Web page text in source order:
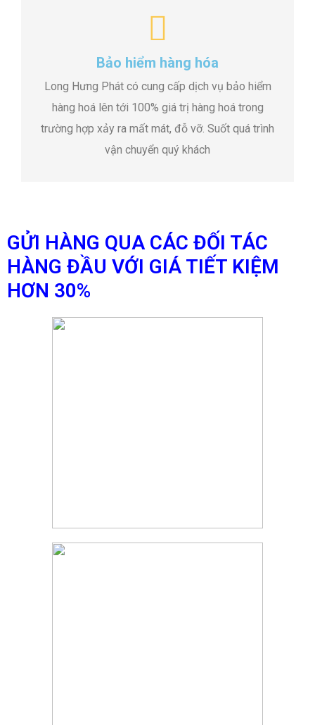
Bảo hiểm hàng hóa
Long Hưng Phát có cung cấp dịch vụ bảo hiểm
hàng hoá lên tới 100% giá trị hàng hoá trong
trường hợp xảy ra mất mát, đỗ vỡ. Suốt quá trình
vận chuyển quý khách
GỬI HÀNG QUA CÁC ĐỐI TÁC
HÀNG ĐẦU VỚI GIÁ TIẾT KIỆM
HƠN 30%